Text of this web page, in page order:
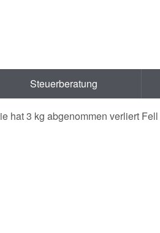
Steuerberatung
hat 3 kg abgenommen verliert Fell